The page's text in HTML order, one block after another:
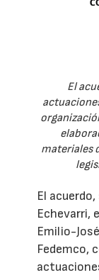
El
materiales
El
Echevarri,
Emilio-
Fedemco,